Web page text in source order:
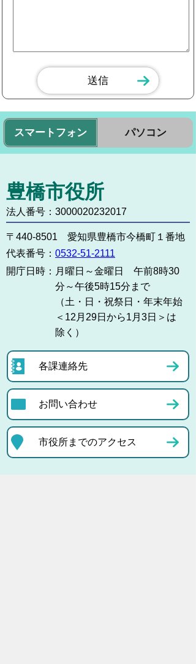
スマートフォン パソコン
豊橋市役所
法人番号：3000020232017
〒440-8501 愛知県豊橋市今橋町１番地
代表番号： 0532-51-2111
開庁日時： 月曜日～金曜日 午前8時30
分～午後5時15分まで
（土・日・祝祭日・年末年始
＜12月29日から1月3日＞は
除く）
各課連絡先
お問い合わせ
市役所までのアクセス